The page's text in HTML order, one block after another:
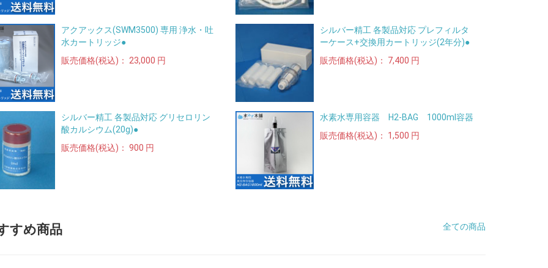
アクアックス(SWM3500) 専用 浄水・吐
水カートリッジ●
販売価格(税込)：
23,000 円
シルバー精工 各製品対応 プレフィルタ
ーケース+交換用カートリッジ(2年分)●
販売価格(税込)：
7,400 円
シルバー精工 各製品対応 グリセロリン
酸カルシウム(20g)●
販売価格(税込)： 900 円
水素水専用容器 H2-BAG 1000ml容器
販売価格(税込)：
1,500 円
すめ商品 全ての商品